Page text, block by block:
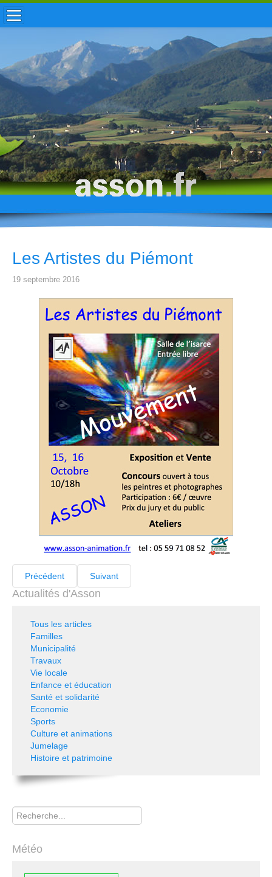
ACCUEIL / INFOS
MUNICIPALITÉ
VIE LOCALE
ENFANCE
TOURISME
HISTOIRE
Les Artistes du Piémont
19 septembre 2016
Précédent Suivant
Actualités d'Asson
Tous les articles
Familles
Municipalité
Travaux
Vie locale
Enfance et éducation
Santé et solidarité
Economie
Sports
Culture et animations
Jumelage
Histoire et patrimoine
Rechercher
Météo